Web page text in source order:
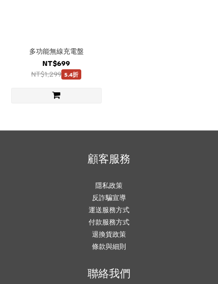
多功能無線充電盤
NT$699
NT$1,299 5.4折
顧客服務
隱私政策
反詐騙宣導
運送服務方式
付款服務方式
退換貨政策
條款與細則
聯絡我們